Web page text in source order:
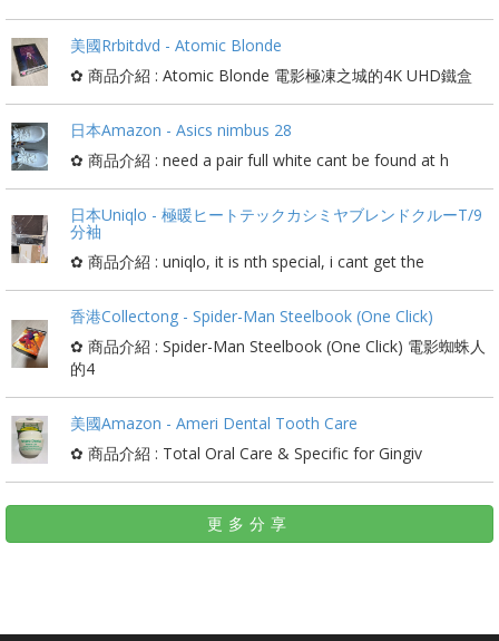
美國Rrbitdvd - Atomic Blonde
✿ 商品介紹 : Atomic Blonde 電影極凍之城的4K UHD鐵盒
日本Amazon - Asics nimbus 28
✿ 商品介紹 : need a pair full white cant be found at h
日本Uniqlo - 極暖ヒートテックカシミヤブレンドクルーT/9
分袖
✿ 商品介紹 : uniqlo, it is nth special, i cant get the
香港Collectong - Spider-Man Steelbook (One Click)
✿ 商品介紹 : Spider-Man Steelbook (One Click) 電影蜘蛛人
的4
美國Amazon - Ameri Dental Tooth Care
✿ 商品介紹 : Total Oral Care & Specific for Gingiv
更多分享